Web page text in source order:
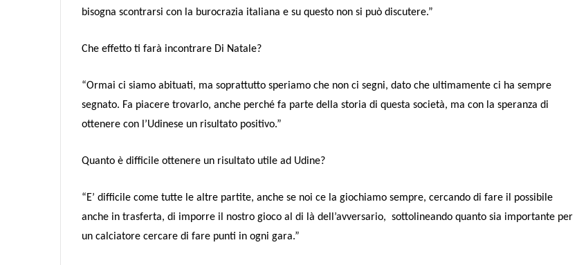
bisogna scontrarsi con la burocrazia italiana e su questo non si può discutere.”
Che effetto ti farà incontrare Di Natale?
“Ormai ci siamo abituati, ma soprattutto speriamo che non ci segni, dato che ultimamente ci ha sempre
segnato. Fa piacere trovarlo, anche perché fa parte della storia di questa società, ma con la speranza di
ottenere con l’Udinese un risultato positivo.”
Quanto è difficile ottenere un risultato utile ad Udine?
“E’ difficile come tutte le altre partite, anche se noi ce la giochiamo sempre, cercando di fare il possibile
anche in trasferta, di imporre il nostro gioco al di là dell’avversario, sottolineando quanto sia importante per
un calciatore cercare di fare punti in ogni gara.”